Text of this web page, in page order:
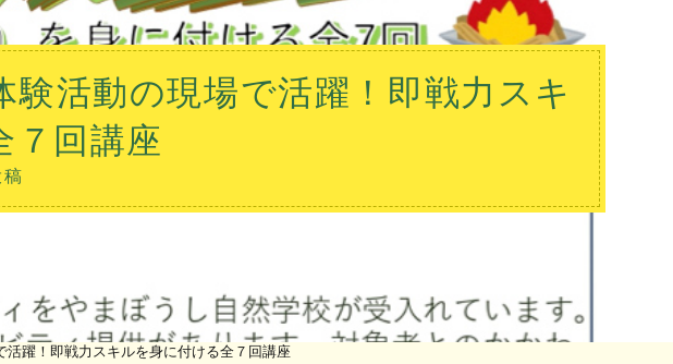
験活動の現場で活躍！即戦力スキ
７回講座
活躍！即戦力スキルを身に付ける全７回講座